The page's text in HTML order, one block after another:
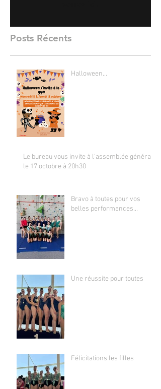
Posts Récents
Halloween...
Le bureau vous invite à l'assemblée générale
le 17 octobre à 20h30
Bravo à toutes pour vos
belles performances...
Une réussite pour toutes
Félicitations les filles